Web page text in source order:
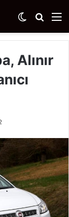
Arama
yap
Dış
görünümü
Alınır